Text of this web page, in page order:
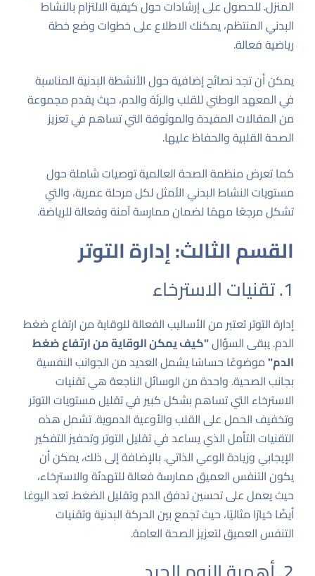
المنزل. للحصول على إرشادات حول كيفية الالتزام بالنشاط
البدني المنتظم، يمكنك الاطلاع علىخطوات وضع خطة
رياضية فعالة.
يمكن أن تجد نصائح إضافية حول الأنشطة البدنية المناسبة
فيالمعهد الوطني للقلب والرئة والدم، حيث يقدم مجموعة
من المقالات المفيدة والموثوقة التي تساهم في تعزيز
الصحة القلبية والحفاظ عليها.
كما تعرضمنظمة الصحة العالميةتوصيات شاملة حول
مستويات النشاط البدني الأمثل لكل مرحلة عمرية، والتي
تشكل مرجعًا مهمًا لضمان ممارسة آمنة وفعالة للرياضة.
القسم الثالث: إدارة التوتر
1. تقنيات الاسترخاء
إدارة التوتر تعتبر من الأساليب الفعالة للوقاية من ارتفاع ضغط
الدم. يبقى السؤال"كيف يمكن الوقاية من ارتفاع ضغط
الدم"موضوعًا حساسًا يشمل العديد من الجوانب النفسية
بجانب الصحية. واحدة من الوسائل الناجعة هي تقنيات
الاسترخاء التي تساهم بشكل كبير في تقليل مستويات التوتر
وتخفيف الحمل على القلب والأوعية الدموية. تشمل هذه
التقنيات التأمل الذي يساعد في تقليل التوتر وتحفيز التفكير
الإيجابي وزيادة الوعي الذاتي. بالإضافة إلى ذلك، يمكن أن
يكون التنفس العميق ممارسة فعالة للتهدئة والاسترخاء،
حيث يعمل على تحسين تدفق الدم وتقليل الضغط. تعد اليوغا
أيضًا خيارًا مثاليًا، حيث تجمع بين الحركة البدنية وتقنيات
التنفس العميق لتعزيز الصحة العامة.